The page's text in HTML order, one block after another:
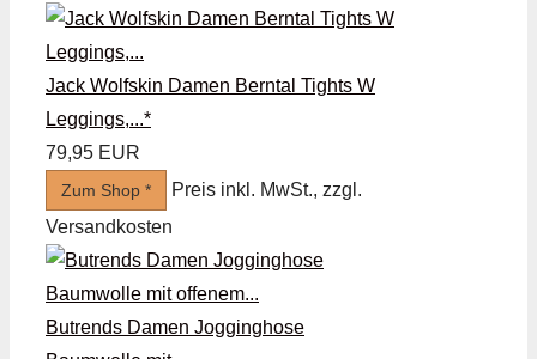
Jack Wolfskin Damen Berntal Tights W
Leggings,...*
79,95 EUR
Zum Shop *
Preis inkl. MwSt., zzgl.
Versandkosten
Butrends Damen Jogginghose